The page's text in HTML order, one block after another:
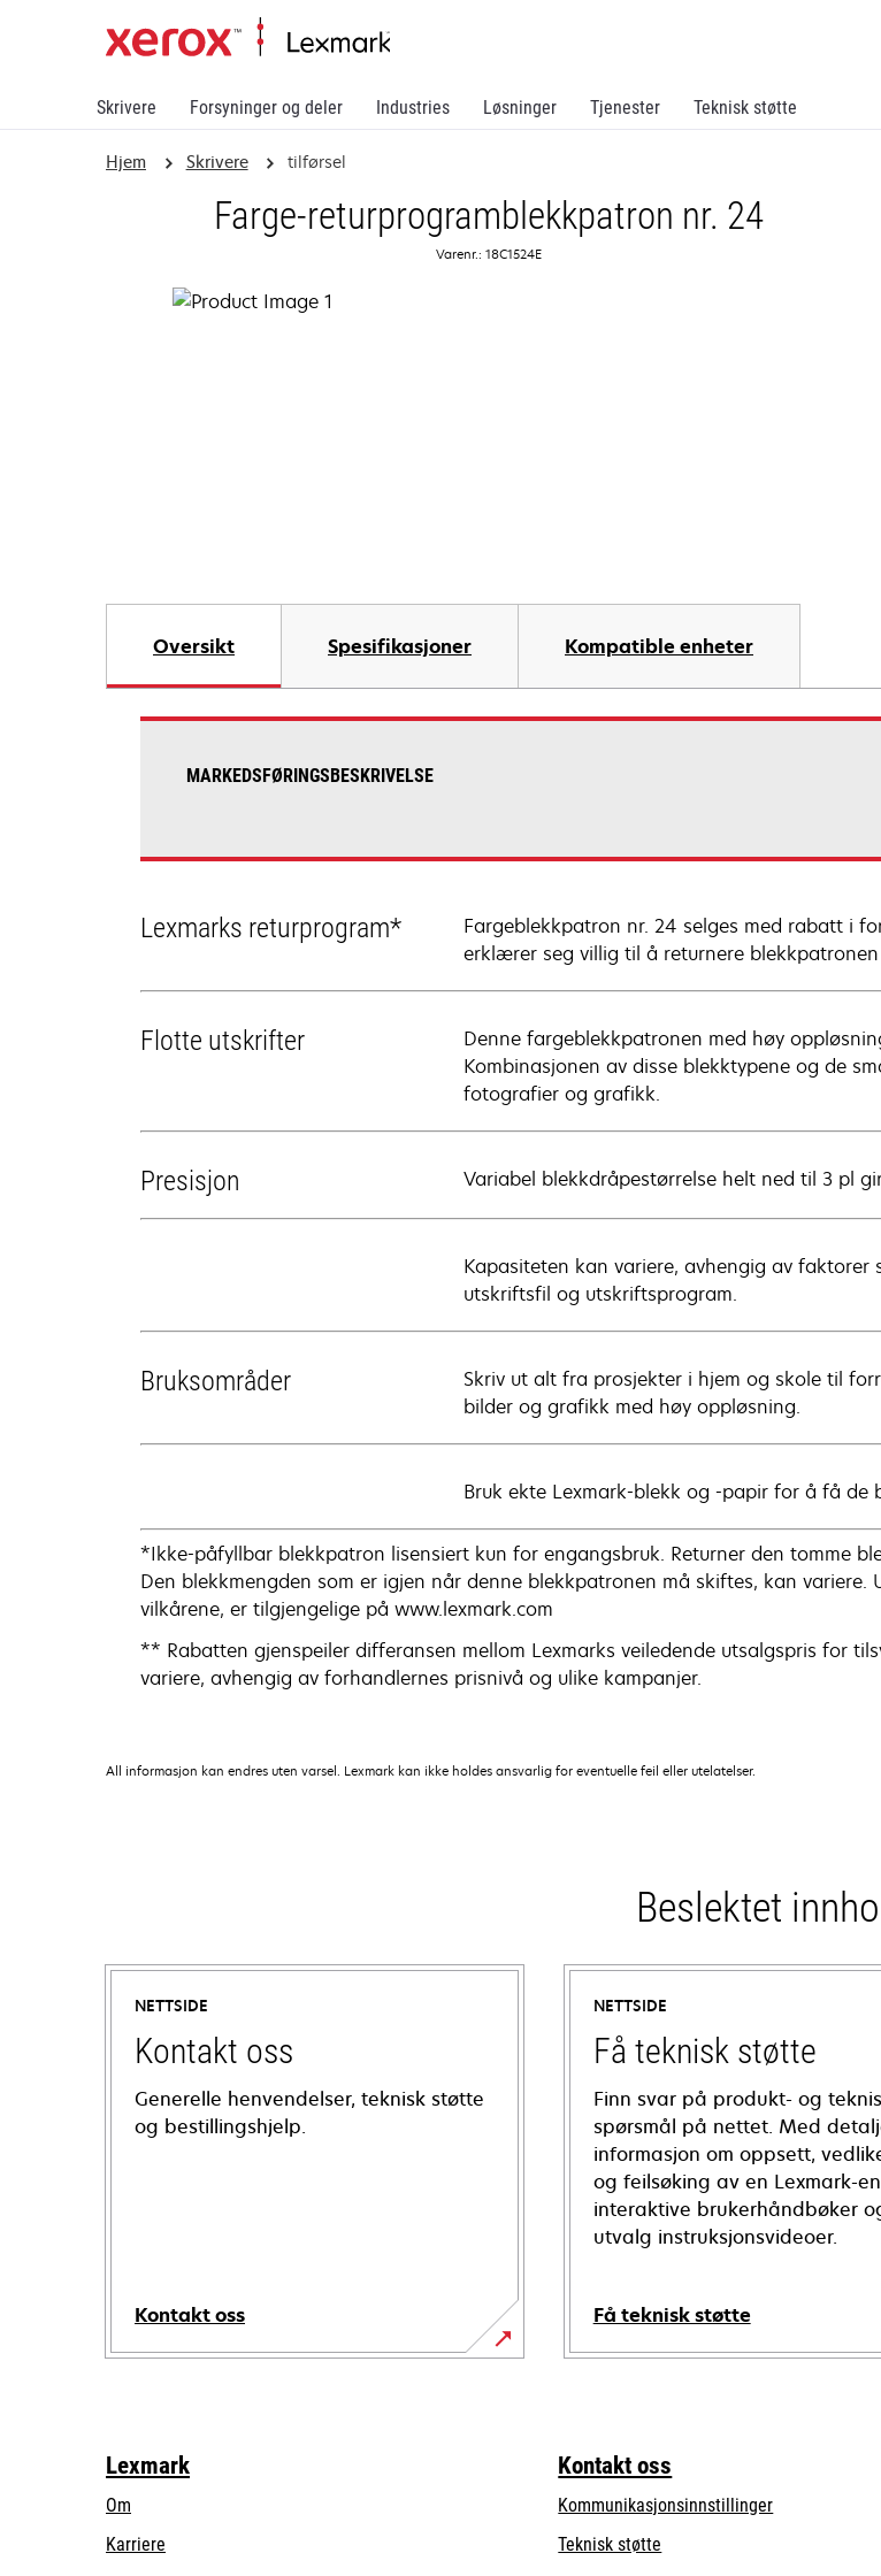
Skrivere Forsyninger og deler Industries Løsninger Tjenester Teknisk støtte
Hjem Skrivere tilførsel
Farge-returprogramblekkpatron nr. 24
Varenr.: 18C1524E
Oversikt Spesifikasjoner Kompatible enheter
MARKEDSFØRINGSBESKRIVELSE
Lexmarks returprogram*
Fargeblekkpatron nr. 24 selges med rabatt i
erklærer seg villig til å returnere
Flotte utskrifter
Denne fargeblekkpatronen med høy
Kombinasjonen av disse blekktypene og de
fotografier og grafikk.
Presisjon Variabel blekkdråpestørrelse helt ned til 3 pl
Kapasiteten kan variere, avhengig av
utskriftsfil og utskriftsprogram.
Bruksområder
Skriv ut alt fra prosjekter i hjem og skole til
bilder og grafikk med høy oppløsning.
Bruk ekte Lexmark-blekk og -papir for å få de
*Ikke-påfyllbar blekkpatron lisensiert kun for engangsbruk. Returner den tomme
Den blekkmengden som er igjen når denne blekkpatronen må skiftes, kan
vilkårene, er tilgjengelige på www.lexmark.com
** Rabatten gjenspeiler differansen mellom Lexmarks veiledende utsalgspris for
variere, avhengig av forhandlernes prisnivå og ulike kampanjer.
All informasjon kan endres uten varsel. Lexmark kan ikke holdes ansvarlig for eventuelle feil eller utelatelser.
Beslektet
NETTSIDE
Kontakt oss
Generelle henvendelser, teknisk støtte
og bestillingshjelp.
Kontakt oss
NETTSIDE
Få teknisk støtte
Finn svar på produkt- og
spørsmål på nettet. Med
informasjon om oppsett,
og feilsøking av en Lexmark-
interaktive brukerhåndbøker
utvalg instruksjonsvideoer.
Få teknisk støtte
opens
tab
Lexmark
Om
Karriere
Kontakt oss
Kommunikasjonsinnstillinger
Teknisk støtte